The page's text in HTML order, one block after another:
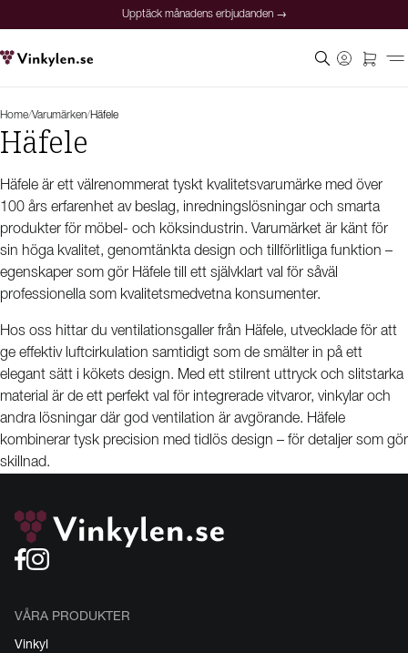
Upptäck månadens erbjudanden →
Home/Varumärken/Häfele
Häfele
Häfele är ett välrenommerat tyskt kvalitetsvarumärke med över
100 års erfarenhet av beslag, inredningslösningar och smarta
produkter för möbel- och köksindustrin. Varumärket är känt för
sin höga kvalitet, genomtänkta design och tillförlitliga funktion –
egenskaper som gör Häfele till ett självklart val för såväl
professionella som kvalitetsmedvetna konsumenter.
Hos oss hittar du ventilationsgaller från Häfele, utvecklade för att
ge effektiv luftcirkulation samtidigt som de smälter in på ett
elegant sätt i kökets design. Med ett stilrent uttryck och slitstarka
material är de ett perfekt val för integrerade vitvaror, vinkylar och
andra lösningar där god ventilation är avgörande. Häfele
kombinerar tysk precision med tidlös design – för detaljer som gör
skillnad.
VÅRA PRODUKTER
Vinkyl